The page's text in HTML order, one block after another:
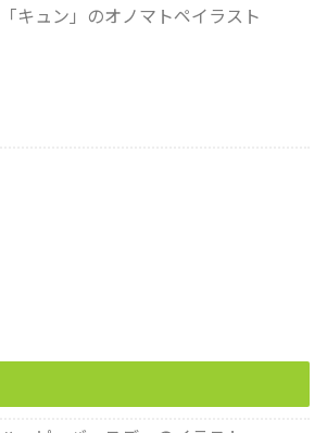
「キュン」のオノマトペイラスト